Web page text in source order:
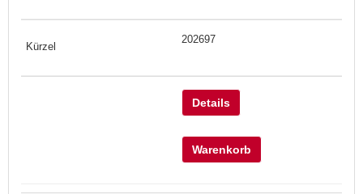
202697
Details
Warenkorb